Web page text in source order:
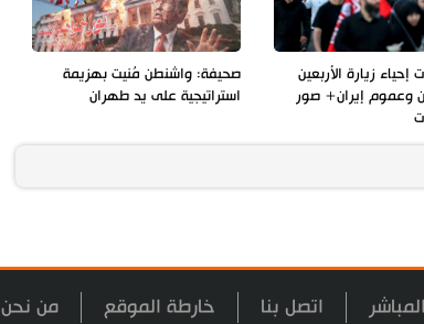
إحياء زيارة الأربعين
وعموم إيران+ صور
صحيفة: واشنطن مُنيت بهزيمة
استراتيجية على يد طهران
اتصل بنا خارطة الموقع من نحن